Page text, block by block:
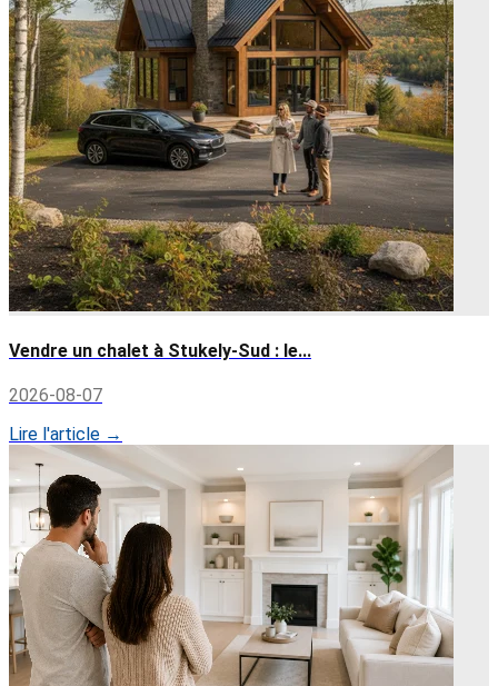
Vendre un chalet à Stukely-Sud : le...
2026-08-07
Lire l'article →